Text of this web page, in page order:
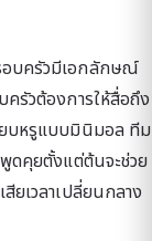
อบครัวมีเอกลักษณ์
รัวต้องการให้สื่อถึง
บหรูแบบมินิมอล ทีม
ดคุยตั้งแต่ต้นจะช่วย
ยเวลาเปลี่ยนกลาง